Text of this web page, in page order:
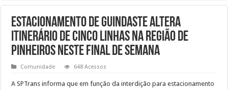
Estacionamento de guindaste altera
itinerário de cinco linhas na região de
Pinheiros neste final de semana
Comunidade 648 Acessos
A SPTrans informa que em função da interdição para estacionamento